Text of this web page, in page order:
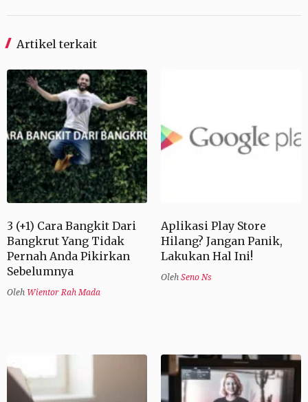
Artikel terkait
3 (+1) Cara Bangkit Dari
Bangkrut Yang Tidak
Pernah Anda Pikirkan
Sebelumnya
Oleh Wientor Rah Mada
Aplikasi Play Store
Hilang? Jangan Panik,
Lakukan Hal Ini!
Oleh Seno Ns